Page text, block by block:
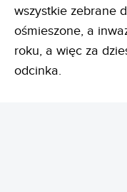
wszystkie zebrane
ośmieszone, a
roku, a więc za
odcinka.